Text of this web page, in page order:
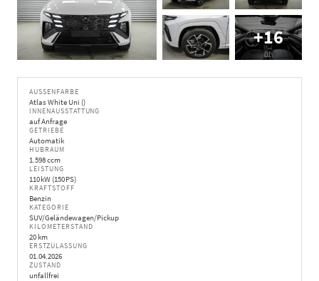
+16
AUSSENFARBE
Atlas White Uni ()
INNENAUSSTATTUNG
auf Anfrage
GETRIEBE
Automatik
HUBRAUM
1.598 ccm
LEISTUNG
110 kW (150 PS)
KRAFTSTOFF
Benzin
KATEGORIE
SUV/Geländewagen/Pickup
KILOMETERSTAND
20 km
ERSTZULASSUNG
01.04.2026
ZUSTAND
unfallfrei